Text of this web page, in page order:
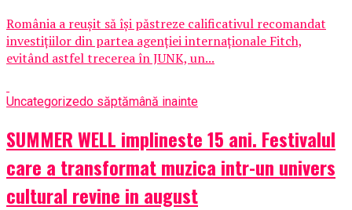
România a reușit să își păstreze calificativul recomandat
investițiilor din partea agenției internaționale Fitch,
evitând astfel trecerea în JUNK, un...
Uncategorizedo săptămână inainte
SUMMER WELL implineste 15 ani. Festivalul
care a transformat muzica intr-un univers
cultural revine in august